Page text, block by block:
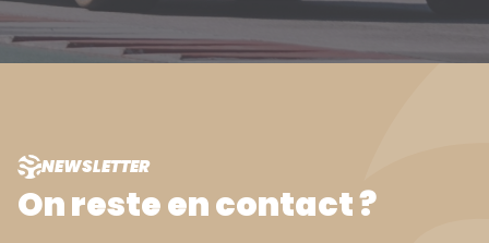
NEWSLETTER
On reste en contact ?